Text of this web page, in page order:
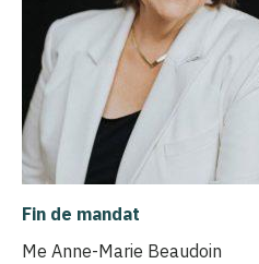
Fin de mandat
Me Anne-Marie Beaudoin